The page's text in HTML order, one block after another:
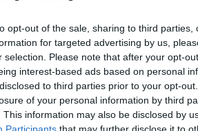
opt-out of the sale, sharing to third
for targeted advertising by us,
selection. Please note that after your opt-
interest-based ads based on personal
to third parties prior to your opt-
of your personal information by third
This information may also be disclosed by
απέναντι στις
αγωγούς Nord Stream στην
«τρομοκρατικές επιθέσεις»,